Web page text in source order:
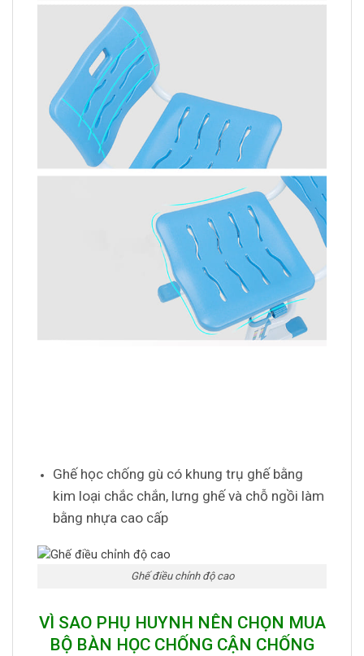
Ghế học chống gù có khung trụ ghế bằng
kim loại chắc chắn, lưng ghế và chỗ ngồi làm
bằng nhựa cao cấp
Ghế điều chỉnh độ cao
VÌ SAO PHỤ HUYNH NÊN CHỌN MUA
BỘ BÀN HỌC CHỐNG CẬN CHỐNG